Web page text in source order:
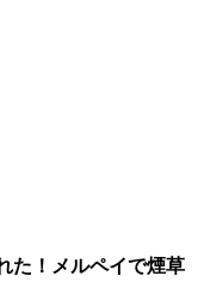
た！ メルペイで煙草